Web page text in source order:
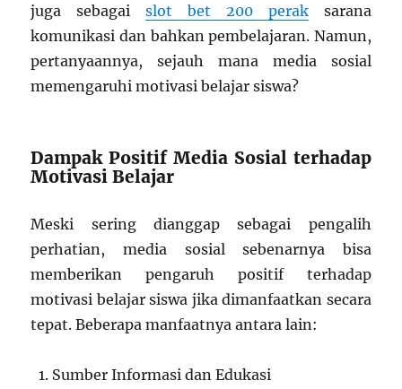
juga sebagaislot bet 200 peraksarana
komunikasi dan bahkan pembelajaran. Namun,
pertanyaannya, sejauh mana media sosial
memengaruhi motivasi belajar siswa?
Dampak Positif Media Sosial terhadap
Motivasi Belajar
Meski sering dianggap sebagai pengalih
perhatian, media sosial sebenarnya bisa
memberikan pengaruh positif terhadap
motivasi belajar siswa jika dimanfaatkan secara
tepat. Beberapa manfaatnya antara lain:
Sumber Informasi dan Edukasi